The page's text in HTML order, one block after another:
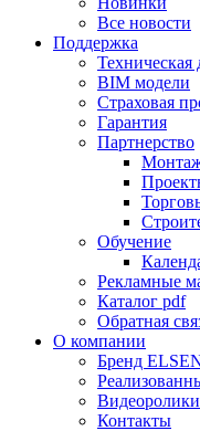
Все новости
Поддержка
Техническая
BIM модели
Страховая
Гарантия
Партнерство
Обучение
Рекламные
Каталог pdf
Обратная
О компании
Бренд
Видеоролики
Контакты